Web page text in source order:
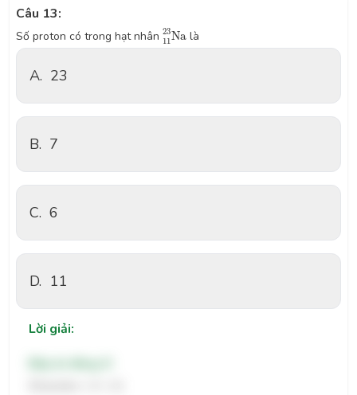
Câu 13:
Số proton có trong hạt nhân 23
11Na
1123 N
là
A. 23
B. 7
C. 6
D. 11
Lời giải: